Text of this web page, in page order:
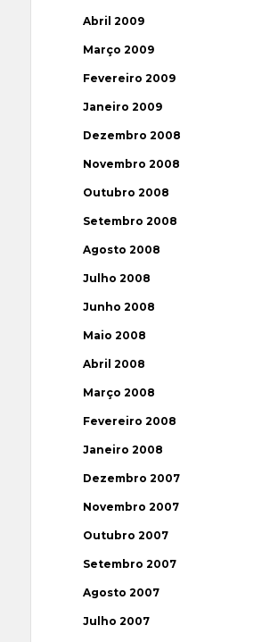
Abril 2009
Março 2009
Fevereiro 2009
Janeiro 2009
Dezembro 2008
Novembro 2008
Outubro 2008
Setembro 2008
Agosto 2008
Julho 2008
Junho 2008
Maio 2008
Abril 2008
Março 2008
Fevereiro 2008
Janeiro 2008
Dezembro 2007
Novembro 2007
Outubro 2007
Setembro 2007
Agosto 2007
Julho 2007